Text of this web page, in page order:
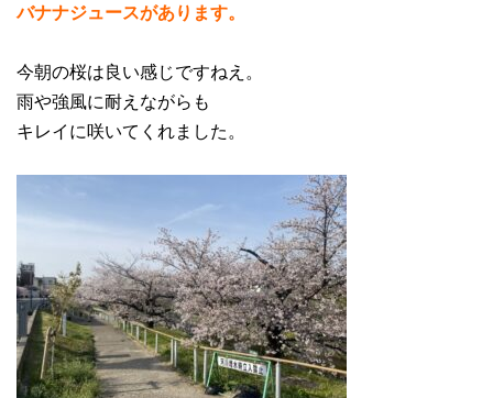
バナナジュースがあります。
今朝の桜は良い感じですねえ。
雨や強風に耐えながらも
キレイに咲いてくれました。